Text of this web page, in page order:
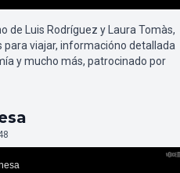
de Luis Rodríguez y Laura Tomàs,
viajar, informacióno detallada
y mucho más, patrocinado por